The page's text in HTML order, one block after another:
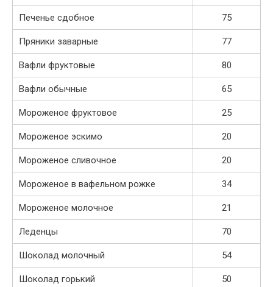
Печенье сдобное 75
Пряники заварные 77
Вафли фруктовые 80
Вафли обычные 65
Мороженое фруктовое 25
Мороженое эскимо 20
Мороженое сливочное 20
Мороженое в вафельном рожке 34
Мороженое молочное 21
Леденцы 70
Шоколад молочный 54
Шоколад горький 50